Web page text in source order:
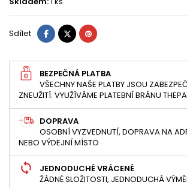
Sdílet SdíletTweetPinterest
BEZPEČNÁ PLATBA
VŠECHNY NAŠE PLATBY JSOU
ZNEUŽITÍ. VYUŽÍVÁME PLATEBNÍ BRÁNU
DOPRAVA
OSOBNÍ VYZVEDNUTÍ, DOPRAVA NA
NEBO VÝDEJNÍ MÍSTO
JEDNODUCHÉ VRÁCENÉ
ŽÁDNÉ SLOŽITOSTI, JEDNODUCHÁ